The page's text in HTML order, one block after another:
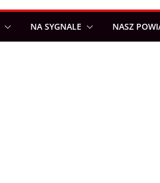
NA SYGNALE NASZ